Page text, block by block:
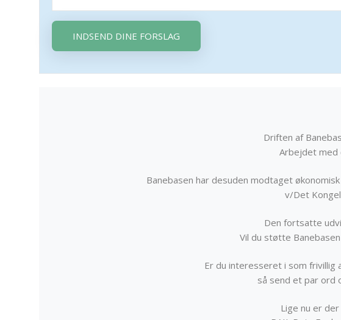
INDSEND DINE FORSLAG
Driften af
Arbejdet med
Banebasen har desuden modtaget
v/Det
Den fortsatte
Vil du støtte
Er du interesseret i som frivillig
så send et par ord
Lige nu er der